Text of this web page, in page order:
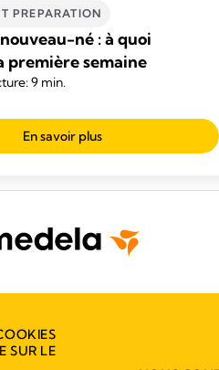
PREPARATION
né : à quoi
première semaine
9 min.
En savoir plus
SUR LE